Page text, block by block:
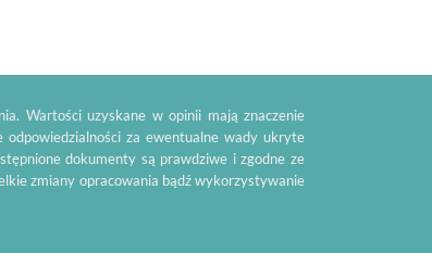
Wartości uzyskane w opinii mają znaczenie
odpowiedzialności za ewentualne wady ukryte
dokumenty są prawdziwe i zgodne ze
zmiany opracowania bądź wykorzystywanie